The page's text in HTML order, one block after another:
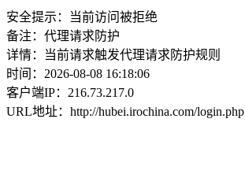
安全提示：当前访问被拒绝
备注：代理请求防护
详情：当前请求触发代理请求防护规则
时间：2026-08-08 16:18:06
客户端IP：216.73.217.0
URL地址：http://hubei.irochina.com/login.php